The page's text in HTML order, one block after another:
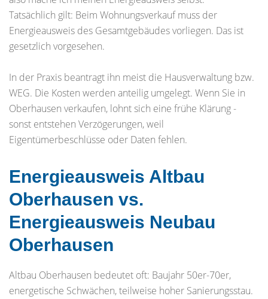
Tatsächlich gilt: Beim Wohnungsverkauf muss der
Energieausweis des Gesamtgebäudes vorliegen. Das ist
gesetzlich vorgesehen.
In der Praxis beantragt ihn meist die Hausverwaltung bzw.
WEG. Die Kosten werden anteilig umgelegt. Wenn Sie in
Oberhausen verkaufen, lohnt sich eine frühe Klärung -
sonst entstehen Verzögerungen, weil
Eigentümerbeschlüsse oder Daten fehlen.
Energieausweis Altbau
Oberhausen vs.
Energieausweis Neubau
Oberhausen
Altbau Oberhausen bedeutet oft: Baujahr 50er-70er,
energetische Schwächen, teilweise hoher Sanierungsstau.